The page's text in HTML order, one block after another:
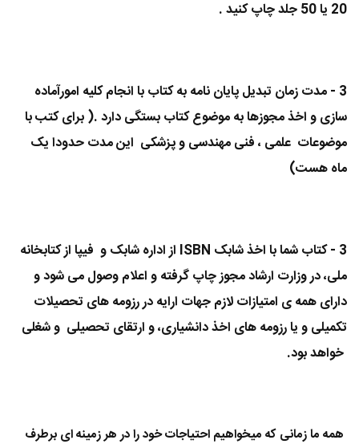
20 یا 50 جلد چاپ کنید .
3 - مدت زمان تبدیل پایان نامه به کتاب با انجام کلیه امورآماده
سازی و اخذ مجوزها به موضوع کتاب بستگی دارد .( برای کتب با
موضوعات علمی ، فنی مهندسی و پزشکی این مدت حدودا یک
ماه هست)
3 - کتاب شما با اخذ شابک ISBN از اداره شابک و فیپا از کتابخانه
ملی، در وزارت ارشاد مجوز چاپ گرفته و اعلام وصول می شود و
دارای همه ی امتیازات لازم جهات ارایه در رزومه های تحصیلات
تکمیلی و یا رزومه های اخذ دانشیاری، و ارتقای تحصیلی و شغلی
خواهد بود.
همه ما زمانی که میخواهیم احتیاجات خود را در هر زمینه ای برطرف